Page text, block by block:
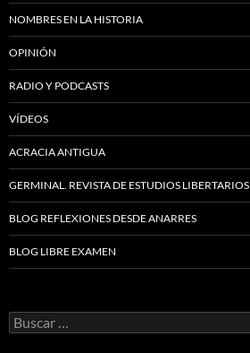
NOMBRES EN LA HISTORIA
OPINIÓN
RADIO Y PODCASTS
VÍDEOS
ACRACIA ANTIGUA
GERMINAL. REVISTA DE ESTUDIOS LIBERTARIOS
BLOG REFLEXIONES DESDE ANARRES
BLOG LIBRE EXAMEN
Buscar: